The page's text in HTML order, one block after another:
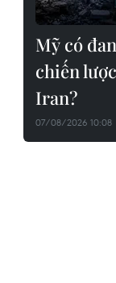
Mỹ có
chiến
Iran?
07/08/2026 10:08